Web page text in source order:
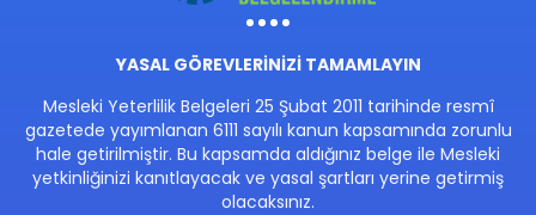
YASAL GÖREVLERİNİZİ TAMAMLAYIN
Mesleki Yeterlilik Belgeleri 25 Şubat 2011 tarihinde resmî
gazetede yayımlanan 6111 sayılı kanun kapsamında zorunlu
hale getirilmiştir. Bu kapsamda aldığınız belge ile Mesleki
yetkinliğinizi kanıtlayacak ve yasal şartları yerine getirmiş
olacaksınız.